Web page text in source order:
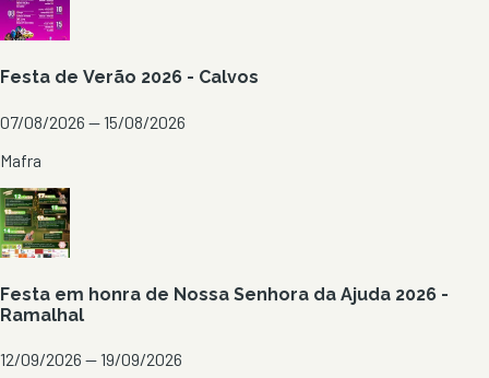
Festa de Verão 2026 - Calvos
07/08/2026 — 15/08/2026
Mafra
Festa em honra de Nossa Senhora da Ajuda 2026 -
Ramalhal
12/09/2026 — 19/09/2026